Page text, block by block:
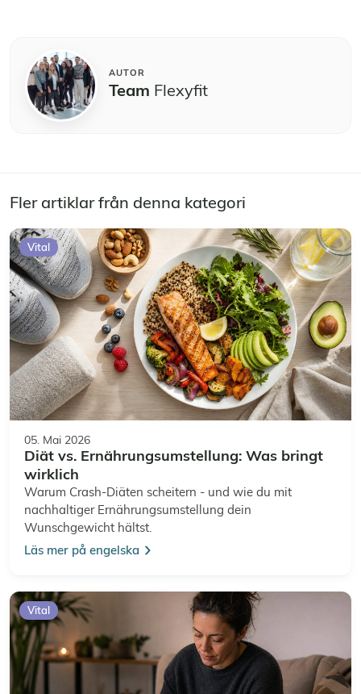
AUTOR
Team Flexyfit
Fler artiklar från denna kategori
Vital
05. Mai 2026
Diät vs. Ernährungsumstellung: Was bringt
wirklich
Warum Crash-Diäten scheitern - und wie du mit
nachhaltiger Ernährungsumstellung dein
Wunschgewicht hältst.
Läs mer på engelska
Vital